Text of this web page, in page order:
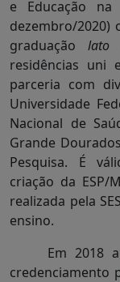
e Educação
dezembro/2020)
graduação lato
residências uni
parceria com
Universidade
Nacional de
Grande
Pesquisa. É
criação da ESP/
realizada pela
ensino.
Em 2018
credenciamento